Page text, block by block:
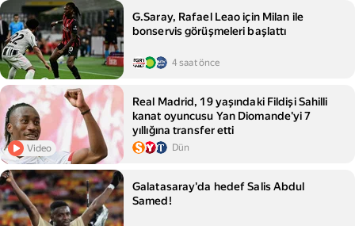
G.Saray, Rafael Leao için Milan ile
bonservis görüşmeleri başlattı
4 saat önce
Video
Real Madrid, 19 yaşındaki Fildişi Sahilli
kanat oyuncusu Yan Diomande'yi 7
yıllığına transfer etti
Dün
Galatasaray'da hedef Salis Abdul
Samed!